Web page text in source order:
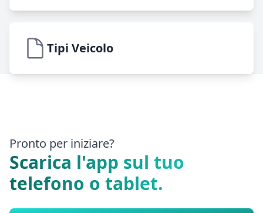
Tipi Veicolo
Pronto per iniziare?
Scarica l'app sul tuo
telefono o tablet.